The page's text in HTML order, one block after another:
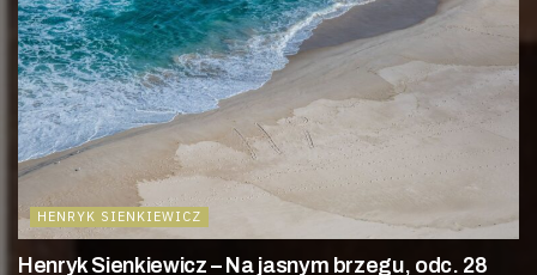
HENRYK SIENKIEWICZ
Henryk Sienkiewicz – Na jasnym brzegu, odc. 28